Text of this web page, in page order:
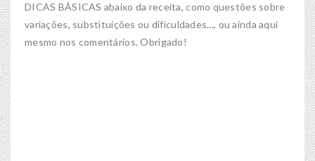
DICAS BÁSICAS abaixo da receita, como questões sobre
variações, substituições ou dificuldades..., ou ainda aqui
mesmo nos comentários. Obrigado!